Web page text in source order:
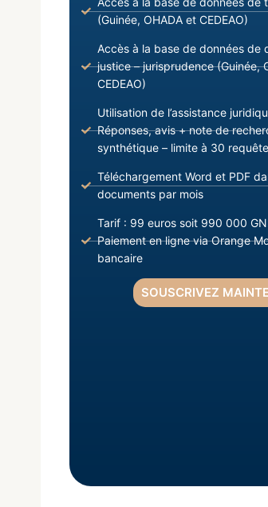
(Guinée, OHADA et CEDEAO)
Accès à la base de données de
justice – jurisprudence (Guinée,
CEDEAO)
Utilisation de l’assistance
Réponses, avis + note de
synthétique – limite à 30
Téléchargement Word et PDF
documents par mois
Tarif : 99 euros soit 990 000
Paiement en ligne via Orange
bancaire
SOUSCRIVEZ